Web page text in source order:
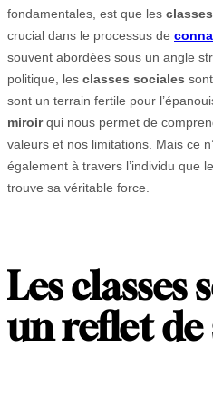
fondamentales, est que les
crucial dans le processus de
souvent abordées sous un angle
politique, les classes sociales
sont un terrain fertile pour
miroirqui nous permet de
valeurs et nos limitations. Mais ce
également à travers l’individu que
trouve sa véritable force.
Les classes
un reflet de